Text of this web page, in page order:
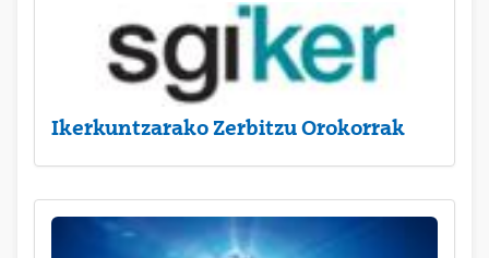
Ikerkuntzarako Zerbitzu Orokorrak